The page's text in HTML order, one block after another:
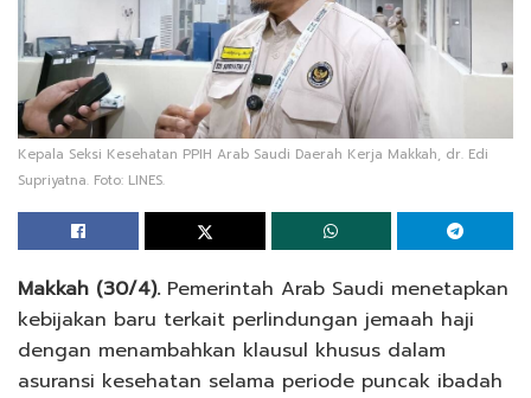
Kepala Seksi Kesehatan PPIH Arab Saudi Daerah Kerja Makkah, dr. Edi
Supriyatna. Foto: LINES.
Makkah (30/4).Pemerintah Arab Saudi menetapkan
kebijakan baru terkait perlindungan jemaah haji
dengan menambahkan klausul khusus dalam
asuransi kesehatan selama periode puncak ibadah